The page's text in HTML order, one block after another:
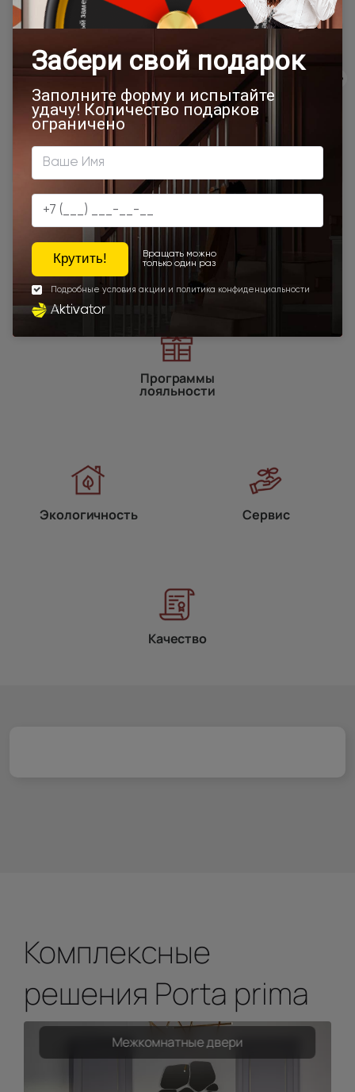
Товар относится к категориям:
500x1900 Межкомнатные двери 55х190 см
700x1900 900x2000 800x2000
900x2200
450x2000 650x2000 1000x2100 700x2200
800x2300 900x1900 800x2100
700x2100
800x2200 900x2300 900x2400 1200x2000
Шампань Высота 180
Наши преимущества
Программы
лояльности
Экологичность Сервис
Качество
Комплексные
решения Porta prima
Межкомнатные двери